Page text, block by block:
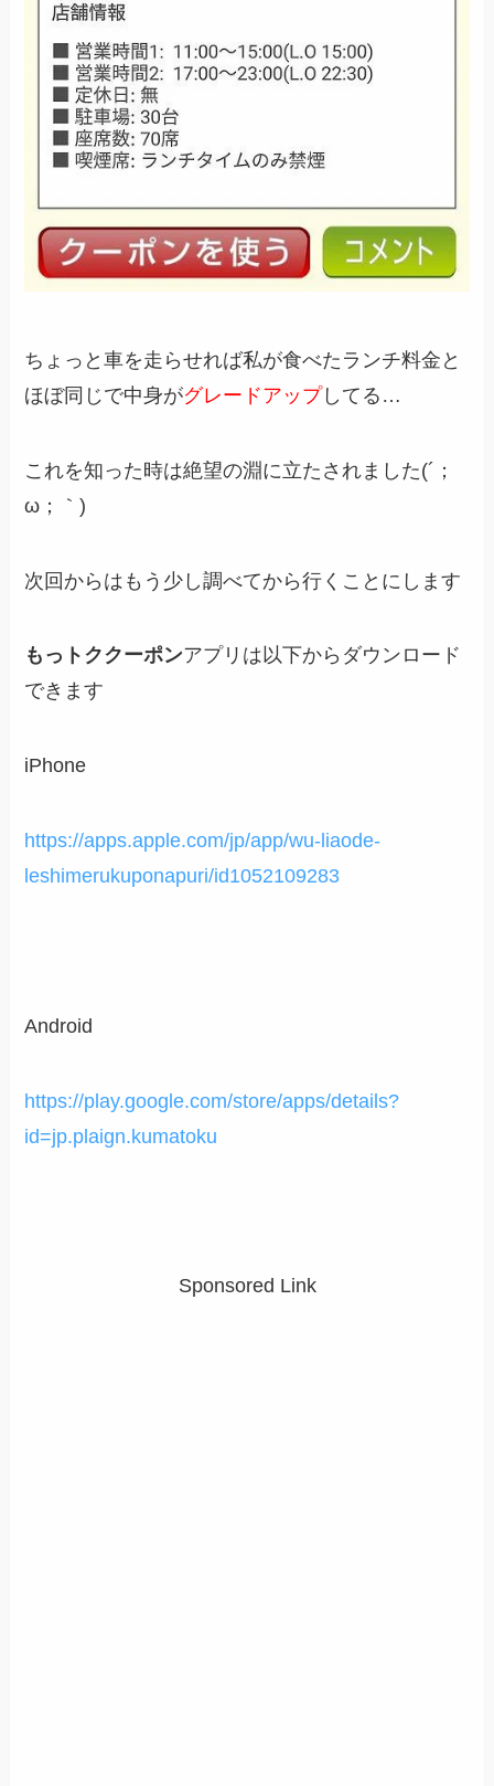
ちょっと車を走らせれば私が食べたランチ料金と
ほぼ同じで中身がグレードアップしてる…
これを知った時は絶望の淵に立たされました(´；
ω；｀)
次回からはもう少し調べてから行くことにします
もっトククーポンアプリは以下からダウンロード
できます
iPhone
https://apps.apple.com/jp/app/wu-liaode-
leshimerukuponapuri/id1052109283
Android
https://play.google.com/store/apps/details?
id=jp.plaign.kumatoku
Sponsored Link